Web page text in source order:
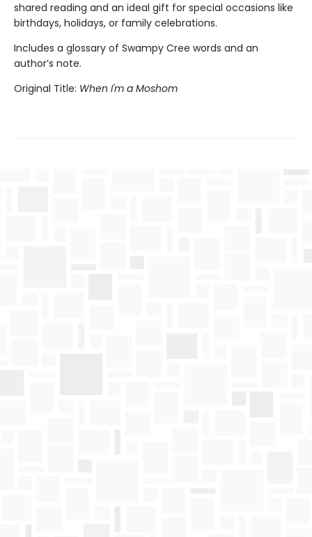
shared reading and an ideal gift for special occasions like
birthdays, holidays, or family celebrations.
Includes a glossary of Swampy Cree words and an
author’s note.
Original Title: When I'm a Moshom